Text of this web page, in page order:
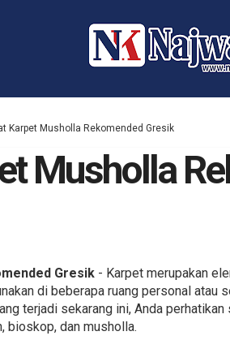
Karpet Musholla Rekomended Gresik
Musholla
Gresik - Karpet merupakan
di beberapa ruang personal
terjadi sekarang ini, Anda
bioskop, dan musholla.